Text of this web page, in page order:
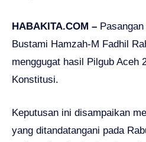
HABAKITA.COM –
Bustami Hamzah-M Fadhil
menggugat hasil Pilgub Aceh
Konstitusi.
Keputusan ini disampaikan
yang ditandatangani pada